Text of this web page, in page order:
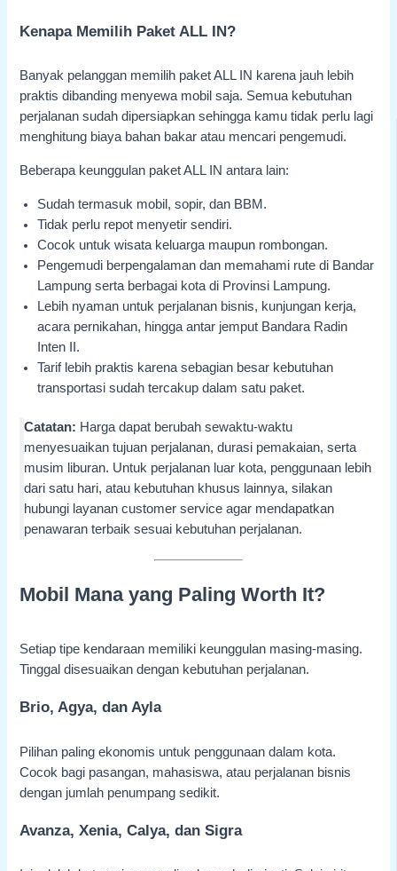
Kenapa Memilih Paket ALL IN?
Banyak pelanggan memilih paket ALL IN karena jauh lebih
praktis dibanding menyewa mobil saja. Semua kebutuhan
perjalanan sudah dipersiapkan sehingga kamu tidak perlu lagi
menghitung biaya bahan bakar atau mencari pengemudi.
Beberapa keunggulan paket ALL IN antara lain:
Sudah termasuk mobil, sopir, dan BBM.
Tidak perlu repot menyetir sendiri.
Cocok untuk wisata keluarga maupun rombongan.
Pengemudi berpengalaman dan memahami rute di Bandar
Lampung serta berbagai kota di Provinsi Lampung.
Lebih nyaman untuk perjalanan bisnis, kunjungan kerja,
acara pernikahan, hingga antar jemput Bandara Radin
Inten II.
Tarif lebih praktis karena sebagian besar kebutuhan
transportasi sudah tercakup dalam satu paket.
Catatan: Harga dapat berubah sewaktu-waktu
menyesuaikan tujuan perjalanan, durasi pemakaian, serta
musim liburan. Untuk perjalanan luar kota, penggunaan lebih
dari satu hari, atau kebutuhan khusus lainnya, silakan
hubungi layanan customer service agar mendapatkan
penawaran terbaik sesuai kebutuhan perjalanan.
Mobil Mana yang Paling Worth It?
Setiap tipe kendaraan memiliki keunggulan masing-masing.
Tinggal disesuaikan dengan kebutuhan perjalanan.
Brio, Agya, dan Ayla
Pilihan paling ekonomis untuk penggunaan dalam kota.
Cocok bagi pasangan, mahasiswa, atau perjalanan bisnis
dengan jumlah penumpang sedikit.
Avanza, Xenia, Calya, dan Sigra